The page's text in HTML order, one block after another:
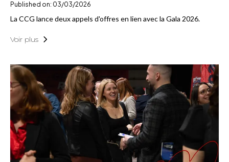
Published on: 03/03/2026
La CCG lance deux appels d'offres en lien avec la Gala 2026.
Voir plus